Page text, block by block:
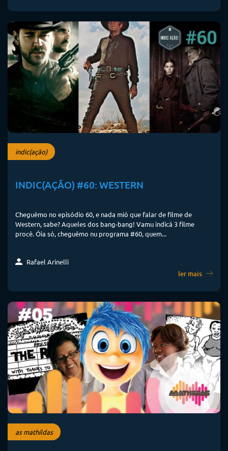
indic(ação)
INDIC(AÇÃO) #60: WESTERN
Cheguêmo no episódio 60, e nada mió que falar de filme de
Western, sabe? Aqueles dos bang-bang! Vamu indicá 3 filme
procê. Óia só, cheguêmo nu programa #60, quem...
Rafael Arinelli
ler mais
as mathildas